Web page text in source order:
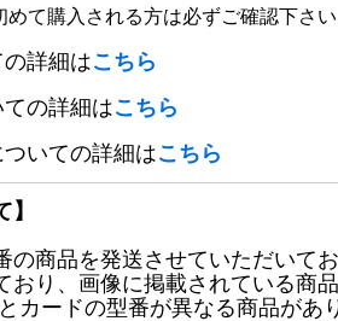
て購入される方は必ずご確認下さい
詳細はこちら
の詳細はこちら
いての詳細はこちら
商品を発送させていただいてお
おり、画像に掲載されている商
カードの型番が異なる商品があ